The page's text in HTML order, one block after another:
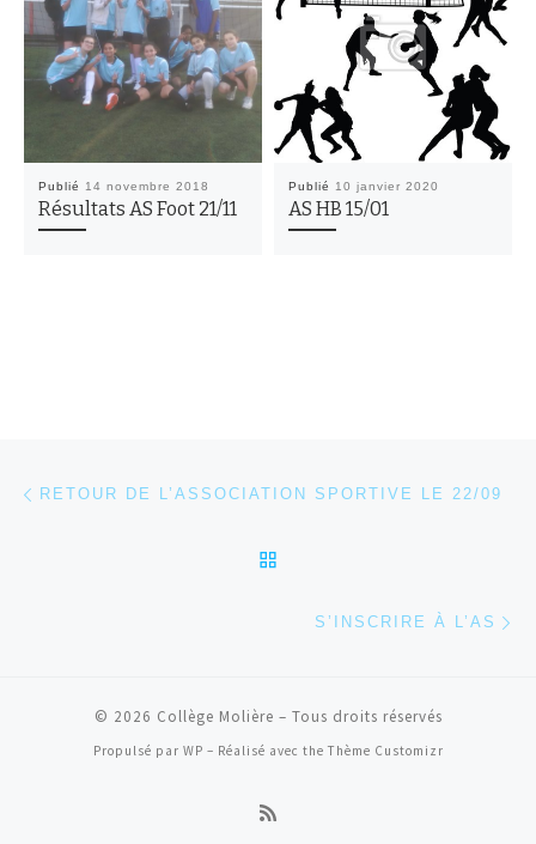
Publié 14 novembre 2018
Résultats AS Foot 21/11
Publié 10 janvier 2020
AS HB 15/01
Parcourir les articles
RETOUR DE L’ASSOCIATION SPORTIVE LE 22/09
S’INSCRIRE À L’AS
© 2026 Collège Molière – Tous droits réservés
Propulsé par WP – Réalisé avec the Thème Customizr